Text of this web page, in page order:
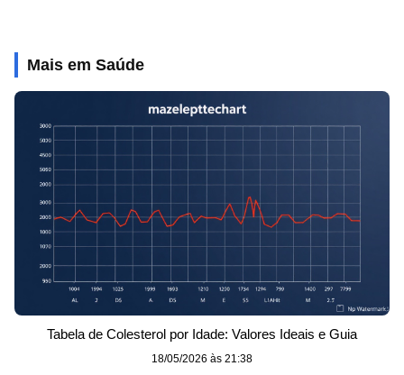
Mais em Saúde
Tabela de Colesterol por Idade: Valores Ideais e Guia
18/05/2026 às 21:38